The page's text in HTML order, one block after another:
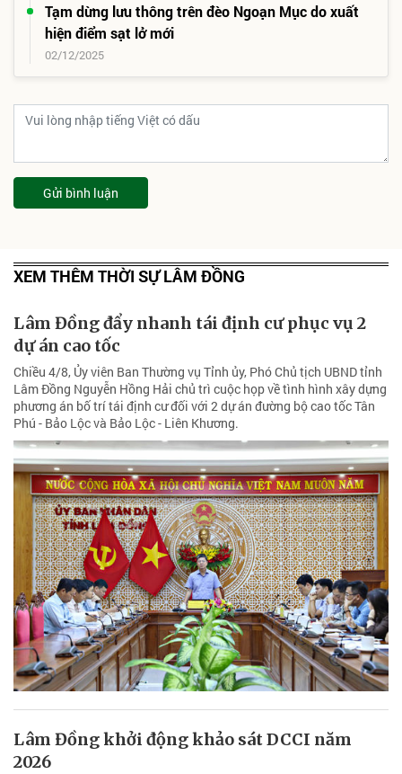
Tạm dừng lưu thông trên đèo Ngoạn Mục do xuất
hiện điểm sạt lở mới
02/12/2025
Gửi bình luận
XEM THÊM THỜI SỰ LÂM ĐỒNG
Lâm Đồng đẩy nhanh tái định cư phục vụ 2
dự án cao tốc
Chiều 4/8, Ủy viên Ban Thường vụ Tỉnh ủy, Phó Chủ tịch UBND tỉnh
Lâm Đồng Nguyễn Hồng Hải chủ trì cuộc họp về tình hình xây dựng
phương án bố trí tái định cư đối với 2 dự án đường bộ cao tốc Tân
Phú - Bảo Lộc và Bảo Lộc - Liên Khương.
Lâm Đồng khởi động khảo sát DCCI năm
2026